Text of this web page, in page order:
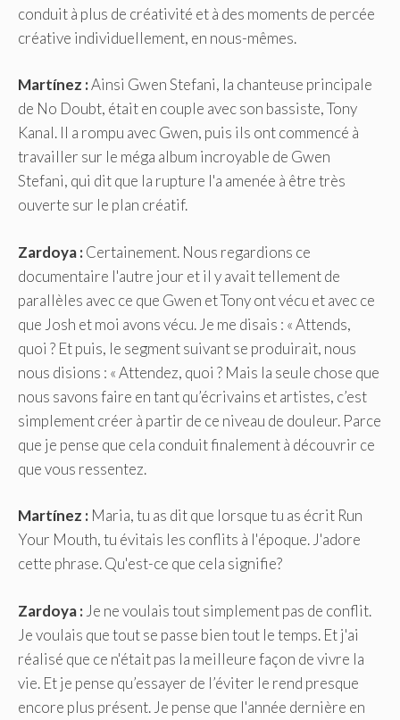
conduit à plus de créativité et à des moments de percée
créative individuellement, en nous-mêmes.
Martínez :Ainsi Gwen Stefani, la chanteuse principale
de No Doubt, était en couple avec son bassiste, Tony
Kanal. Il a rompu avec Gwen, puis ils ont commencé à
travailler sur le méga album incroyable de Gwen
Stefani, qui dit que la rupture l'a amenée à être très
ouverte sur le plan créatif.
Zardoya :Certainement. Nous regardions ce
documentaire l'autre jour et il y avait tellement de
parallèles avec ce que Gwen et Tony ont vécu et avec ce
que Josh et moi avons vécu. Je me disais : « Attends,
quoi ? Et puis, le segment suivant se produirait, nous
nous disions : « Attendez, quoi ? Mais la seule chose que
nous savons faire en tant qu’écrivains et artistes, c’est
simplement créer à partir de ce niveau de douleur. Parce
que je pense que cela conduit finalement à découvrir ce
que vous ressentez.
Martínez : Maria, tu as dit que lorsque tu as écrit Run
Your Mouth, tu évitais les conflits à l'époque. J'adore
cette phrase. Qu'est-ce que cela signifie?
Zardoya : Je ne voulais tout simplement pas de conflit.
Je voulais que tout se passe bien tout le temps. Et j'ai
réalisé que ce n'était pas la meilleure façon de vivre la
vie. Et je pense qu’essayer de l’éviter le rend presque
encore plus présent. Je pense que l'année dernière en